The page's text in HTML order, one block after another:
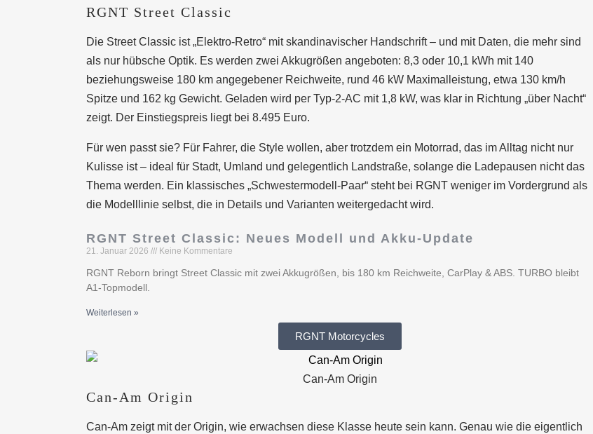
RGNT Street Classic
Die Street Classic ist „Elektro-Retro“ mit skandinavischer Handschrift – und mit Daten, die mehr sind
als nur hübsche Optik. Es werden zwei Akkugrößen angeboten: 8,3 oder 10,1 kWh mit 140
beziehungsweise 180 km angegebener Reichweite, rund 46 kW Maximalleistung, etwa 130 km/h
Spitze und 162 kg Gewicht. Geladen wird per Typ-2-AC mit 1,8 kW, was klar in Richtung „über Nacht“
zeigt. Der Einstiegspreis liegt bei 8.495 Euro.
Für wen passt sie? Für Fahrer, die Style wollen, aber trotzdem ein Motorrad, das im Alltag nicht nur
Kulisse ist – ideal für Stadt, Umland und gelegentlich Landstraße, solange die Ladepausen nicht das
Thema werden. Ein klassisches „Schwestermodell-Paar“ steht bei RGNT weniger im Vordergrund als
die Modelllinie selbst, die in Details und Varianten weitergedacht wird.
RGNT Street Classic: Neues Modell und Akku-Update
21. Januar 2026 Keine Kommentare
RGNT Reborn bringt Street Classic mit zwei Akkugrößen, bis 180 km Reichweite, CarPlay & ABS. TURBO bleibt
A1-Topmodell.
Weiterlesen »
RGNT Motorcycles
Can-Am Origin
Can-Am Origin
Can-Am zeigt mit der Origin, wie erwachsen diese Klasse heute sein kann. Genau wie die eigentlich